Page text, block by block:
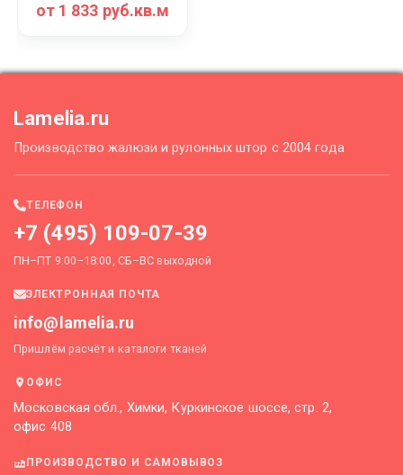
от 1 833 руб.кв.м
Lamelia.ru
Производство жалюзи и рулонных штор с 2004 года
ТЕЛЕФОН
+7 (495) 109-07-39
ПН–ПТ 9:00–18:00, СБ–ВС выходной
ЭЛЕКТРОННАЯ ПОЧТА
info@lamelia.ru
Пришлём расчёт и каталоги тканей
ОФИС
Московская обл., Химки, Куркинское шоссе, стр. 2,
офис 408
ПРОИЗВОДСТВО И САМОВЫВОЗ